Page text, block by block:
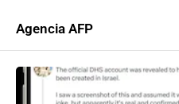
Agencia AFP